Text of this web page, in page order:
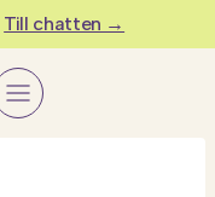
Till chatten →